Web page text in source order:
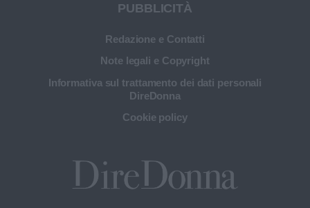
PUBBLICITÀ
Redazione e Contatti
Note legali e Copyright
Informativa sul trattamento dei dati personali
DireDonna
Cookie policy